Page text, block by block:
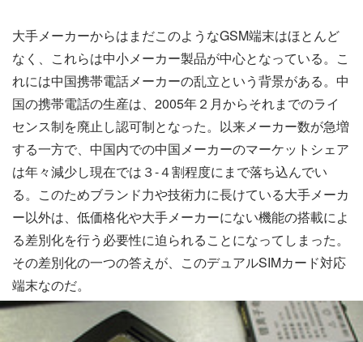
大手メーカーからはまだこのようなGSM端末はほとんど
なく、これらは中小メーカー製品が中心となっている。こ
れには中国携帯電話メーカーの乱立という背景がある。中
国の携帯電話の生産は、2005年２月からそれまでのライ
センス制を廃止し認可制となった。以来メーカー数が急増
する一方で、中国内での中国メーカーのマーケットシェア
は年々減少し現在では３-４割程度にまで落ち込んでい
る。このためブランド力や技術力に長けている大手メーカ
ー以外は、低価格化や大手メーカーにない機能の搭載によ
る差別化を行う必要性に迫られることになってしまった。
その差別化の一つの答えが、このデュアルSIMカード対応
端末なのだ。